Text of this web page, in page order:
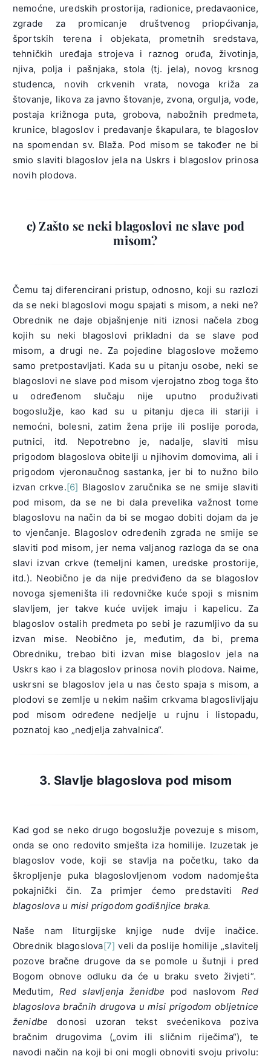
nemoćne, uredskih prostorija, radionice, predavaonice,
zgrade za promicanje društvenog priopćivanja,
športskih terena i objekata, prometnih sredstava,
tehničkih uređaja strojeva i raznog oruđa, životinja,
njiva, polja i pašnjaka, stola (tj. jela), novog krsnog
studenca, novih crkvenih vrata, novoga križa za
štovanje, likova za javno štovanje, zvona, orgulja, vode,
postaja križnoga puta, grobova, nabožnih predmeta,
krunice, blagoslov i predavanje škapulara, te blagoslov
na spomendan sv. Blaža. Pod misom se također ne bi
smio slaviti blagoslov jela na Uskrs i blagoslov prinosa
novih plodova.
c) Zašto se neki blagoslovi ne slave pod
misom?
Čemu taj diferencirani pristup, odnosno, koji su razlozi
da se neki blagoslovi mogu spajati s misom, a neki ne?
Obrednik ne daje objašnjenje niti iznosi načela zbog
kojih su neki blagoslovi prikladni da se slave pod
misom, a drugi ne. Za pojedine blagoslove možemo
samo pretpostavljati. Kada su u pitanju osobe, neki se
blagoslovi ne slave pod misom vjerojatno zbog toga što
u određenom slučaju nije uputno produživati
bogoslužje, kao kad su u pitanju djeca ili stariji i
nemoćni, bolesni, zatim žena prije ili poslije poroda,
putnici, itd. Nepotrebno je, nadalje, slaviti misu
prigodom blagoslova obitelji u njihovim domovima, ali i
prigodom vjeronaučnog sastanka, jer bi to nužno bilo
izvan crkve.[6] Blagoslov zaručnika se ne smije slaviti
pod misom, da se ne bi dala prevelika važnost tome
blagoslovu na način da bi se mogao dobiti dojam da je
to vjenčanje. Blagoslov određenih zgrada ne smije se
slaviti pod misom, jer nema valjanog razloga da se ona
slavi izvan crkve (temeljni kamen, uredske prostorije,
itd.). Neobično je da nije predviđeno da se blagoslov
novoga sjemeništa ili redovničke kuće spoji s misnim
slavljem, jer takve kuće uvijek imaju i kapelicu. Za
blagoslov ostalih predmeta po sebi je razumljivo da su
izvan mise. Neobično je, međutim, da bi, prema
Obredniku, trebao biti izvan mise blagoslov jela na
Uskrs kao i za blagoslov prinosa novih plodova. Naime,
uskrsni se blagoslov jela u nas često spaja s misom, a
plodovi se zemlje u nekim našim crkvama blagoslivljaju
pod misom određene nedjelje u rujnu i listopadu,
poznatoj kao „nedjelja zahvalnica“.
3. Slavlje blagoslova pod misom
Kad god se neko drugo bogoslužje povezuje s misom,
onda se ono redovito smješta iza homilije. Izuzetak je
blagoslov vode, koji se stavlja na početku, tako da
škropljenje puka blagoslovljenom vodom nadomješta
pokajnički čin. Za primjer ćemo predstaviti Red
blagoslova u misi prigodom godišnjice braka.
Naše nam liturgijske knjige nude dvije inačice.
Obrednik blagoslova[7] veli da poslije homilije „slavitelj
pozove bračne drugove da se pomole u šutnji i pred
Bogom obnove odluku da će u braku sveto živjeti“.
Međutim,Red slavljenja ženidbe pod naslovom Red
blagoslova bračnih drugova u misi prigodom obljetnice
ženidbe donosi uzoran tekst svećenikova poziva
bračnim drugovima („ovim ili sličnim riječima“), te
navodi način na koji bi oni mogli obnoviti svoju privolu: